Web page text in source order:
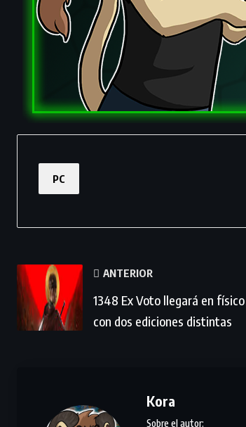
PC
ANTERIOR
1348 Ex Voto llegará en físico
con dos ediciones distintas
Kora